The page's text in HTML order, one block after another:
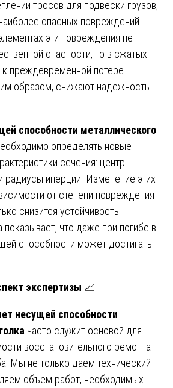
тросов для подвески грузов,
опасных повреждений.
эти повреждения не
опасности, то в сжатых
к преждевременной потере
образом, снижают надежность
способности металлического
определять новые
сечения: центр
радиусы инерции. Изменение этих
от степени повреждения
снизится устойчивость
показывает, что даже при погибе в
способности может достигать
экспертизы 📈
несущей способности
часто служит основой для
восстановительного ремонта
Мы не только даем технический
объем работ, необходимых